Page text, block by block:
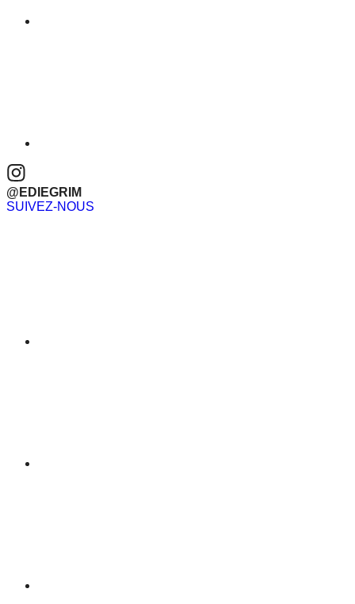
@EDIEGRIM
SUIVEZ-NOUS